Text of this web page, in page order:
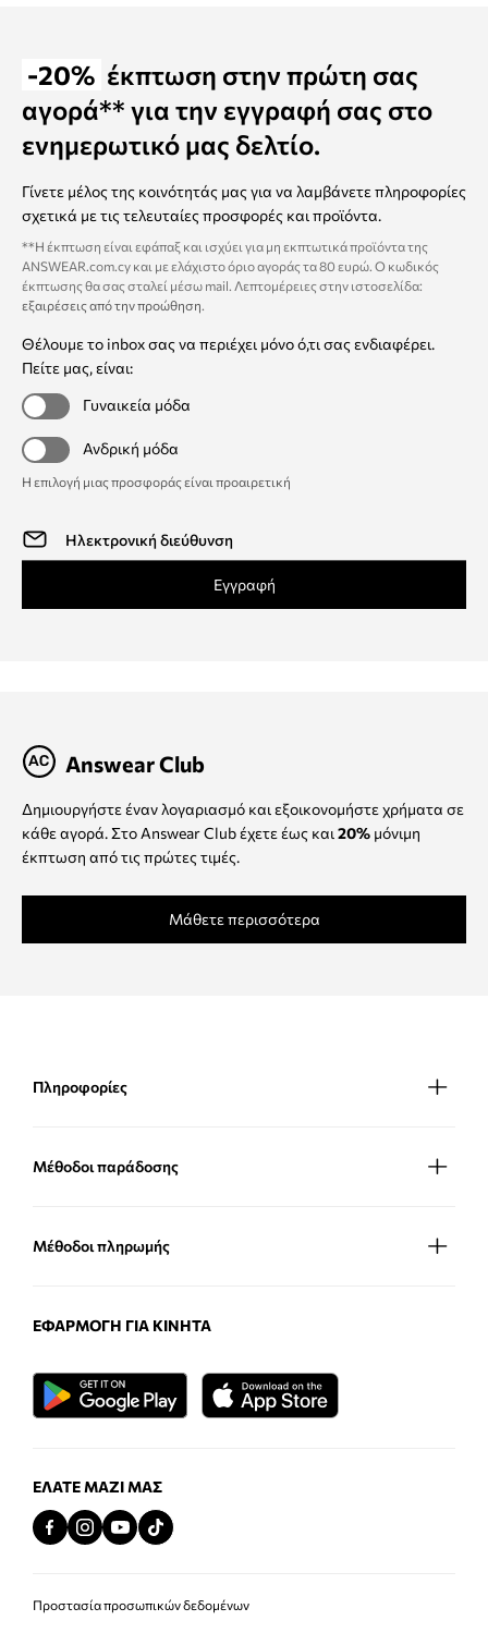
-20% έκπτωση στην πρώτη σας
αγορά** για την εγγραφή σας στο
ενημερωτικό μας δελτίο.
Γίνετε μέλος της κοινότητάς μας για να λαμβάνετε πληροφορίες
σχετικά με τις τελευταίες προσφορές και προϊόντα.
**Η έκπτωση είναι εφάπαξ και ισχύει για μη εκπτωτικά προϊόντα της
ANSWEAR.com.cy και με ελάχιστο όριο αγοράς τα 80 ευρώ. Ο κωδικός
έκπτωσης θα σας σταλεί μέσω mail. Λεπτομέρειες στην ιστοσελίδα:
εξαιρέσεις από την προώθηση.
Θέλουμε το inbox σας να περιέχει μόνο ό,τι σας ενδιαφέρει.
Πείτε μας, είναι:
Γυναικεία μόδα
Ανδρική μόδα
Η επιλογή μιας προσφοράς είναι προαιρετική
Εγγραφή
Answear Club
Δημιουργήστε έναν λογαριασμό και εξοικονομήστε χρήματα σε
κάθε αγορά. Στο Answear Club έχετε έως και20% μόνιμη
έκπτωση από τις πρώτες τιμές.
Μάθετε περισσότερα
Πληροφορίες
Μέθοδοι παράδοσης
Μέθοδοι πληρωμής
ΕΦΑΡΜΟΓΉ ΓΙΑ ΚΙΝΗΤΆ
ΕΛΆΤΕ ΜΑΖΊ ΜΑΣ
Προστασία προσωπικών δεδομένων